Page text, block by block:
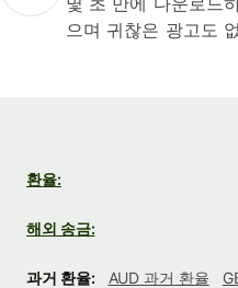
으며 귀찮은 광고도
환율:
해외 송금:
과거 환율: AUD 과거 환율